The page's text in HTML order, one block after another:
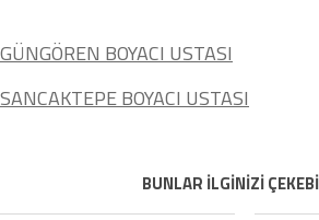
GÜNGÖREN BOYACI USTASI
SANCAKTEPE BOYACI USTASI
BUNLAR İLGİNİZİ